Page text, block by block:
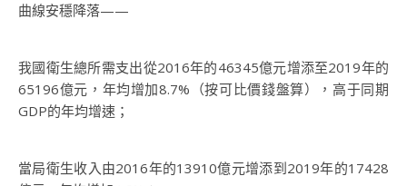
曲線安穩降落——
我國衛生總所需支出從2016年的46345億元增添至2019年的
65196億元，年均增加8.7%（按可比價錢盤算），高于同期
GDP的年均增速；
當局衛生收入由2016年的13910億元增添到2019年的17428